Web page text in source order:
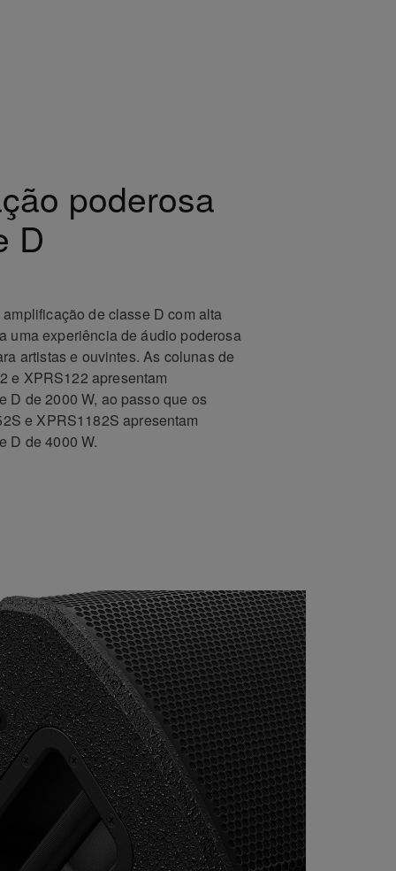
poderosa
D
de classe D com alta
uma experiência de áudio poderosa
artistas e ouvintes. As colunas de
e XPRS122 apresentam
D de 2000 W, ao passo que os
e XPRS1182S apresentam
D de 4000 W.